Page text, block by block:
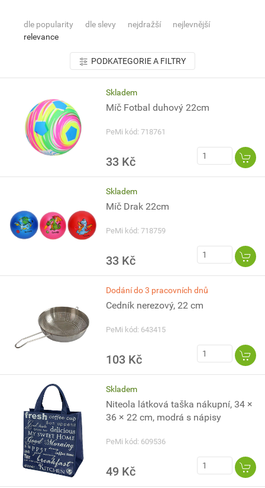
dle popularity dle slevy nejdražší
nejlevnější
relevance
PODKATEGORIE A FILTRY
Skladem
Míč Fotbal duhový 22cm
PeMi kód: 718761
33 Kč
Skladem
Míč Drak 22cm
PeMi kód: 718759
33 Kč
Dodání do 3 pracovních dnů
Cedník nerezový, 22 cm
PeMi kód: 643415
103 Kč
Skladem
Niteola látková taška nákupní, 34 ×
36 × 22 cm, modrá s nápisy
PeMi kód: 609536
49 Kč